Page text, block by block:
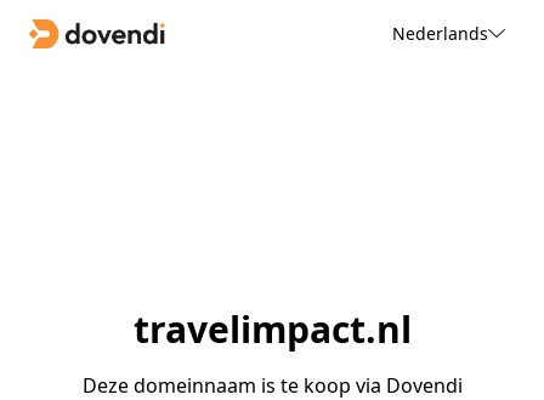
Nederlands
travelimpact.nl
Deze domeinnaam is te koop via Dovendi